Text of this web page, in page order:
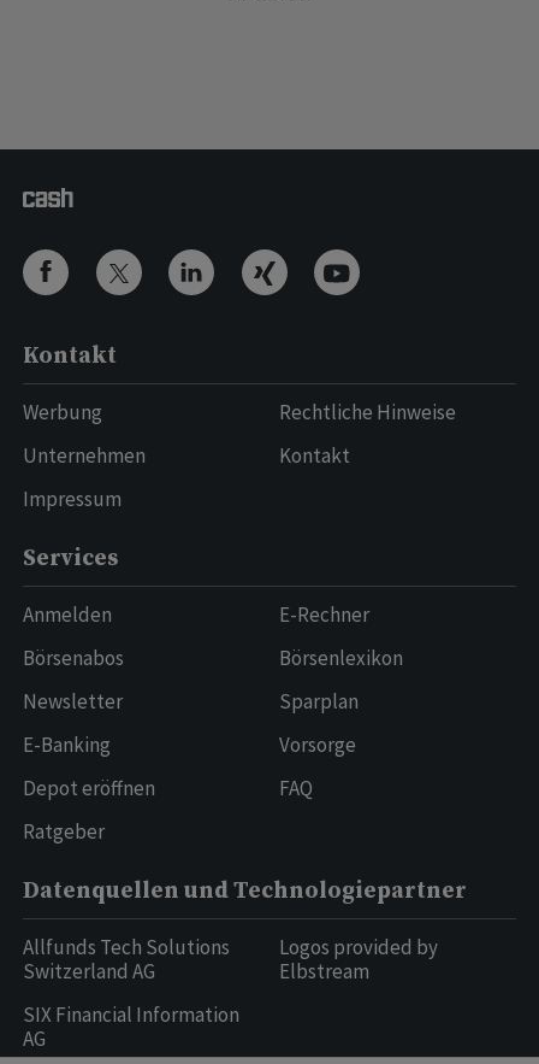
Kontakt
Werbung
Unternehmen
Impressum
Rechtliche Hinweise
Kontakt
Services
Anmelden
Börsenabos
Newsletter
E-Banking
Depot eröffnen
Ratgeber
E-Rechner
Börsenlexikon
Sparplan
Vorsorge
FAQ
Datenquellen und Technologiepartner
Allfunds Tech Solutions
Switzerland AG
SIX Financial Information
AG
Logos provided by
Elbstream